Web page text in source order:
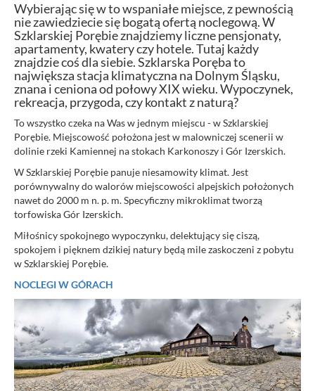
Wybierając się w to wspaniałe miejsce, z pewnością
nie zawiedziecie się bogatą ofertą noclegową. W
Szklarskiej Porębie znajdziemy liczne pensjonaty,
apartamenty, kwatery czy hotele. Tutaj każdy
znajdzie coś dla siebie. Szklarska Poręba to
największa stacja klimatyczna na Dolnym Śląsku,
znana i ceniona od połowy XIX wieku. Wypoczynek,
rekreacja, przygoda, czy kontakt z naturą?
To wszystko czeka na Was w jednym miejscu - w Szklarskiej
Porębie. Miejscowość położona jest w malowniczej scenerii w
dolinie rzeki Kamiennej na stokach Karkonoszy i Gór Izerskich.
W Szklarskiej Porębie panuje niesamowity klimat. Jest
porównywalny do walorów miejscowości alpejskich położonych
nawet do 2000 m n. p. m. Specyficzny mikroklimat tworzą
torfowiska Gór Izerskich.
Miłośnicy spokojnego wypoczynku, delektujący się ciszą,
spokojem i pięknem dzikiej natury będą mile zaskoczeni z pobytu
w Szklarskiej Porębie.
NOCLEGI W GÓRACH